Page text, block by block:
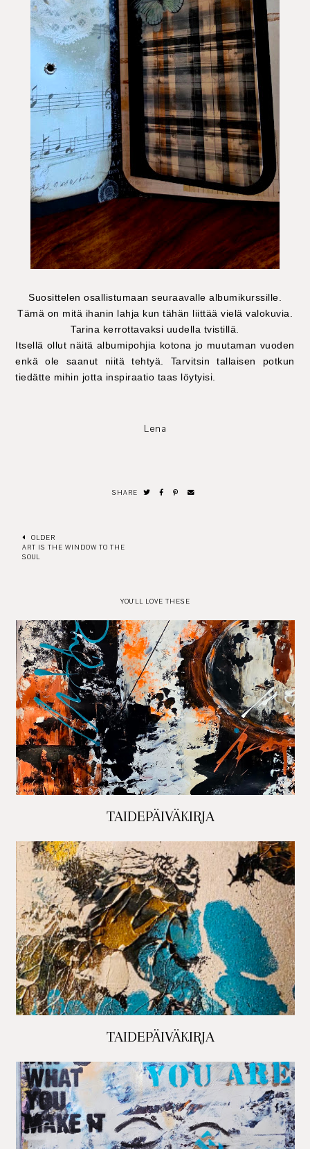
Suosittelen osallistumaan seuraavalle albumikurssille.
Tämä on mitä ihanin lahja kun tähän liittää vielä valokuvia.
Tarina kerrottavaksi uudella tvistillä.
Itsellä ollut näitä albumipohjia kotona jo muutaman vuoden
enkä ole saanut niitä tehtyä. Tarvitsin tallaisen potkun
tiedätte mihin jotta inspiraatio taas löytyisi.
Lena
SHARE
OLDER
ART IS THE WINDOW TO THE
SOUL
YOU'LL LOVE THESE
TAIDEPÄIVÄKIRJA
TAIDEPÄIVÄKIRJA